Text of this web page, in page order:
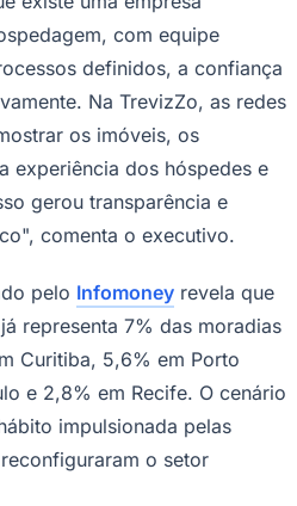
com equipe
definidos, a confiança
Na TrevizZo, as redes
os imóveis, os
experiência dos hóspedes e
gerou transparência e
comenta o executivo.
pelo Infomoney revela que
representa 7% das moradias
Curitiba, 5,6% em Porto
e 2,8% em Recife. O cenário
impulsionada pelas
o setor